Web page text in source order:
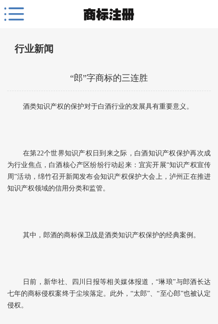
行业新闻
“郎”字商标的三连胜
酒类知识产权的保护对于白酒行业的发展具有重要意义。
在第22个世界知识产权日到来之际，白酒知识产权保护再次成
为行业焦点，白酒核心产区纷纷行动起来：宜宾开展“知识产权宣传
周”活动，绵竹召开新闻发布会知识产权保护大会上，泸州正在推进
知识产权领域的信用分类和监管。
其中，郎酒的商标保卫战是酒类知识产权保护的经典案例。
日前，新华社、四川日报等相关媒体报道，“琳琅”与郎酒长达
七年的商标侵权案终于尘埃落定。此外，“太郎”、“至心郎”也被认定
侵权。